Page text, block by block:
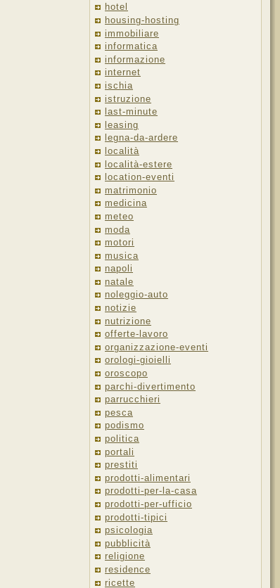
hotel
housing-hosting
immobiliare
informatica
informazione
internet
ischia
istruzione
last-minute
leasing
legna-da-ardere
località
località-estere
location-eventi
matrimonio
medicina
meteo
moda
motori
musica
napoli
natale
noleggio-auto
notizie
nutrizione
offerte-lavoro
organizzazione-eventi
orologi-gioielli
oroscopo
parchi-divertimento
parrucchieri
pesca
podismo
politica
portali
prestiti
prodotti-alimentari
prodotti-per-la-casa
prodotti-per-ufficio
prodotti-tipici
psicologia
pubblicità
religione
residence
ricette